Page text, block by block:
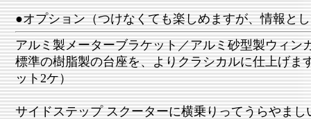
●オプション（つけなくても楽しめますが、情報と
アルミ製メーターブラケット／アルミ砂型製ウィン
標準の樹脂製の台座を、よりクラシカルに仕上げま
ット2ケ）
サイドステップ スクーターに横乗りってうらやま